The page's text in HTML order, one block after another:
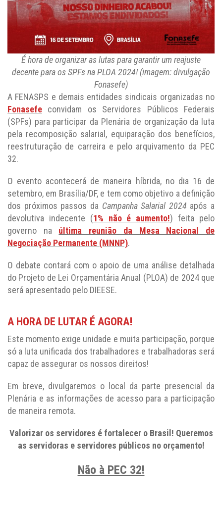
É hora de organizar as lutas para garantir um reajuste
decente para os SPFs na PLOA 2024! (imagem: divulgação
Fonasefe)
A FENASPS e demais entidades sindicais organizadas no
Fonasefe convidam os Servidores Públicos Federais
(SPFs) para participar da Plenária de organização da luta
pela recomposição salarial, equiparação dos benefícios,
reestruturação de carreira e pelo arquivamento da PEC
32.
O evento acontecerá de maneira híbrida, no dia 16 de
setembro, em Brasília/DF, e tem como objetivo a definição
dos próximos passos da Campanha Salarial 2024 após a
devolutiva indecente (1% não é aumento!) feita pelo
governo na última reunião da Mesa Nacional de
Negociação Permanente (MNNP).
O debate contará com o apoio de uma análise detalhada
do Projeto de Lei Orçamentária Anual (PLOA) de 2024 que
será apresentado pelo DIEESE.
A HORA DE LUTAR É AGORA!
Este momento exige unidade e muita participação, porque
só a luta unificada dos trabalhadores e trabalhadoras será
capaz de assegurar os nossos direitos!
Em breve, divulgaremos o local da parte presencial da
Plenária e as informações de acesso para a participação
de maneira remota.
Valorizar os servidores é fortalecer o Brasil! Queremos
as servidoras e servidores públicos no orçamento!
Não à PEC 32!